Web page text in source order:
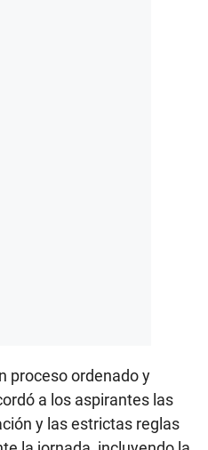
proceso ordenado y
a los aspirantes las
y las estrictas reglas